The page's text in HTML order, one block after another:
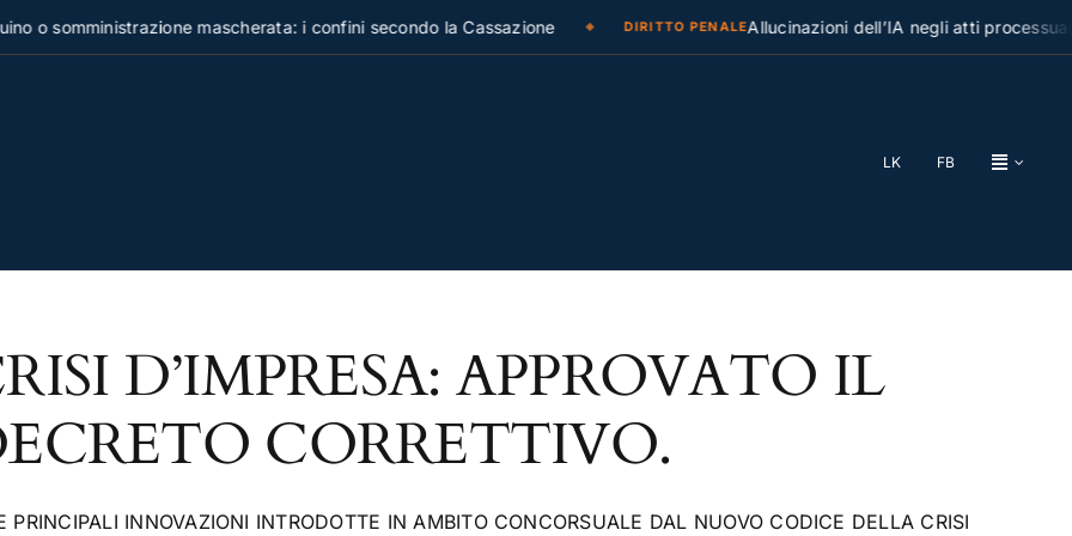
o somministrazione mascherata: i confini secondo la Cassazione DIRITTO PENALEAllucinazioni dell’IA negli atti
LK FB
D’IMPRESA: APPROVATO IL
CORRETTIVO.
PRINCIPALI INNOVAZIONI INTRODOTTE IN AMBITO CONCORSUALE DAL NUOVO CODICE DELLA CRISI